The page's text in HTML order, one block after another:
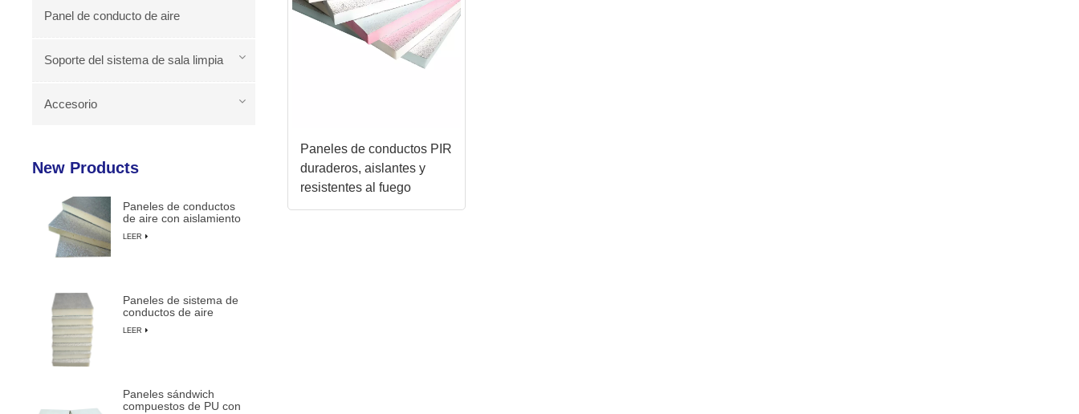
Paneles de conductos PIR
duraderos, aislantes y
resistentes al fuego
Panel de conducto de aire
Soporte del sistema de sala limpia
Accesorio
New Products
Paneles de conductos
de aire con aislamiento
duraderos y livianos
LEER
Paneles de sistema de
conductos de aire
espuma de PU
LEER
Paneles sándwich
compuestos de PU con